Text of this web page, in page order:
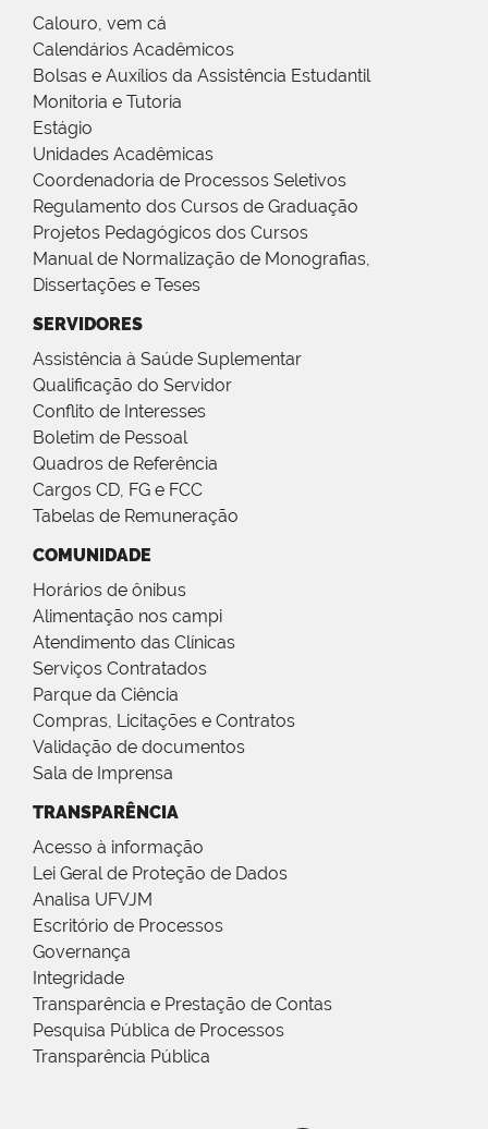
Calouro, vem cá
Calendários Acadêmicos
Bolsas e Auxílios da Assistência Estudantil
Monitoria e Tutoria
Estágio
Unidades Acadêmicas
Coordenadoria de Processos Seletivos
Regulamento dos Cursos de Graduação
Projetos Pedagógicos dos Cursos
Manual de Normalização de Monografias,
Dissertações e Teses
SERVIDORES
Assistência à Saúde Suplementar
Qualificação do Servidor
Conflito de Interesses
Boletim de Pessoal
Quadros de Referência
Cargos CD, FG e FCC
Tabelas de Remuneração
COMUNIDADE
Horários de ônibus
Alimentação nos campi
Atendimento das Clínicas
Serviços Contratados
Parque da Ciência
Compras, Licitações e Contratos
Validação de documentos
Sala de Imprensa
TRANSPARÊNCIA
Acesso à informação
Lei Geral de Proteção de Dados
Analisa UFVJM
Escritório de Processos
Governança
Integridade
Transparência e Prestação de Contas
Pesquisa Pública de Processos
Transparência Pública